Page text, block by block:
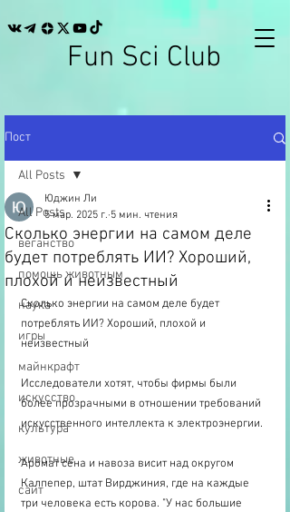
Fun Sci Club
Пост
All Posts
веганство
помощь животным
наука
игры
майнкрафт
искусство
культура
животные
сайт
All Posts
Сколько энергии на самом деле
будет потреблять ИИ? Хороший,
плохой и неизвестный
Юджин Ли
5 мар. 2025 г. 5 мин. чтения
Сколько энергии на самом деле будет
потреблять ИИ? Хороший, плохой и
неизвестный
Исследователи хотят, чтобы фирмы были
более прозрачными в отношении требований
искусственного интеллекта к электроэнергии.
Аромат сена и навоза висит над округом
Калпепер, штат Вирджиния, где на каждые
три человека есть корова. "У нас большие